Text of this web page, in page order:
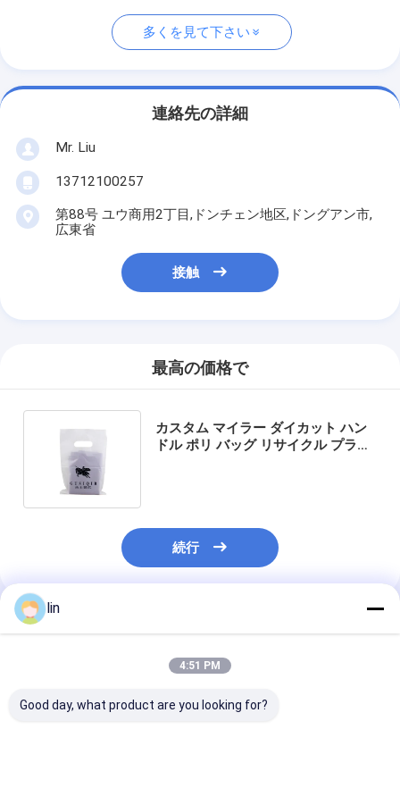
多くを見て下さい
連絡先の詳細
Mr. Liu
13712100257
第88号 ユウ商用2丁目,ドンチェン地区,ドングアン市,
広東省
接触
最高の価格で
カスタム マイラー ダイカット ハン
ドル ポリ バッグ リサイクル プラス
続行
推薦されたプロダクト
lin
4:51 PM
Good day, what product are you looking for?